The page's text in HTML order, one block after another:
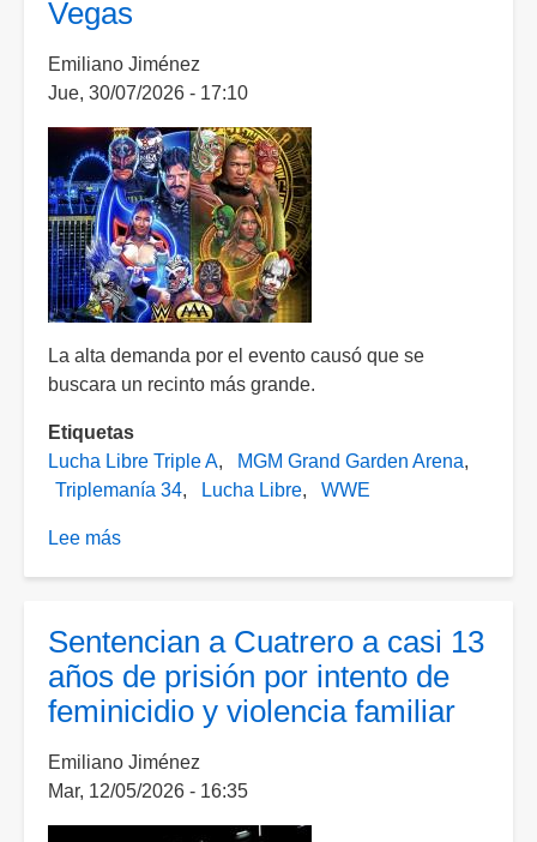
Roman
podría
aparecer
en
Lucha
Libre
Triple
A
Vegas
Emiliano Jiménez
Jue, 30/07/2026 - 17:10
La alta demanda por el evento causó que se
buscara un recinto más grande.
Etiquetas
Lucha Libre Triple A
MGM Grand Garden Arena
Triplemanía 34
Lucha Libre WWE
Lee más
Triplemanía
llega
al
Grand
de
Las
Sentencian a Cuatrero a casi 13
años de prisión por intento de
feminicidio y violencia familiar
Emiliano Jiménez
Mar, 12/05/2026 - 16:35